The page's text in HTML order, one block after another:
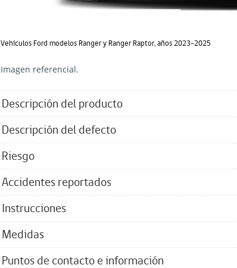
Vehículos Ford modelos Ranger y Ranger Raptor, años 2023-2025
Imagen referencial.
Descripción del producto
Descripción del defecto
Riesgo
Accidentes reportados
Instrucciones
Medidas
Puntos de contacto e información